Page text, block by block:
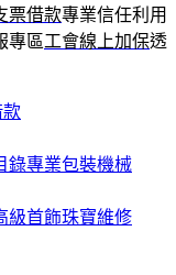
票借款專業信任利用
專區工會線上加保透
款
錄專業包裝機械
級首飾珠寶維修